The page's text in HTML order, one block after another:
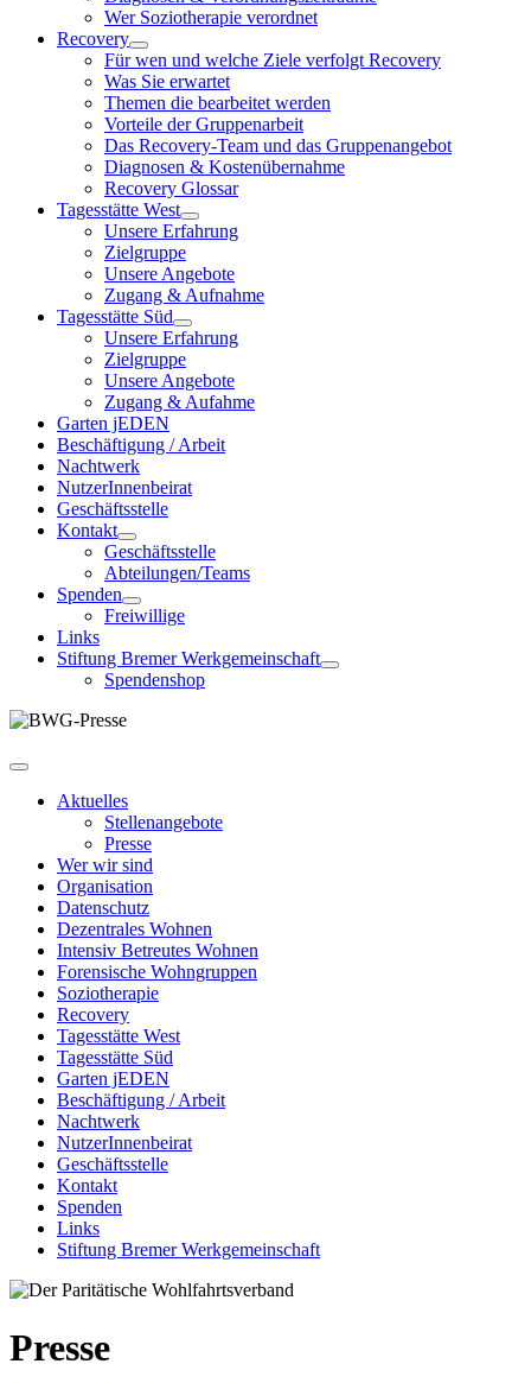
Wer Soziotherapie verordnet
Recovery
Für wen und welche Ziele verfolgt Recovery
Was Sie erwartet
Themen die bearbeitet werden
Vorteile der Gruppenarbeit
Das Recovery-Team und das Gruppenangebot
Diagnosen & Kostenübernahme
Recovery Glossar
Tagesstätte West
Unsere Erfahrung
Zielgruppe
Unsere Angebote
Zugang & Aufnahme
Tagesstätte Süd
Unsere Erfahrung
Zielgruppe
Unsere Angebote
Zugang & Aufahme
Garten jEDEN
Beschäftigung / Arbeit
Nachtwerk
NutzerInnenbeirat
Geschäftsstelle
Kontakt
Geschäftsstelle
Abteilungen/Teams
Spenden
Freiwillige
Links
Stiftung Bremer Werkgemeinschaft
Spendenshop
Aktuelles
Stellenangebote
Presse
Wer wir sind
Organisation
Datenschutz
Dezentrales Wohnen
Intensiv Betreutes Wohnen
Forensische Wohngruppen
Soziotherapie
Recovery
Tagesstätte West
Tagesstätte Süd
Garten jEDEN
Beschäftigung / Arbeit
Nachtwerk
NutzerInnenbeirat
Geschäftsstelle
Kontakt
Spenden
Links
Stiftung Bremer Werkgemeinschaft
Presse